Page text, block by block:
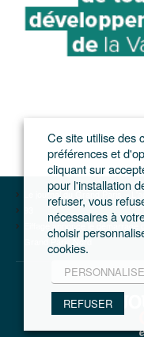
Le journal du Grand Paris –
Eiffage annonce le
Grand Paris Nord
Ce site utilise des
préférences et
cliquant sur
pour l'installation
refuser, vous
nécessaires à
choisir
cookies.
REFUSER